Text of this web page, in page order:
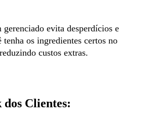
gerenciado evita desperdícios e
tenha os ingredientes certos no
custos extras.
dos Clientes: